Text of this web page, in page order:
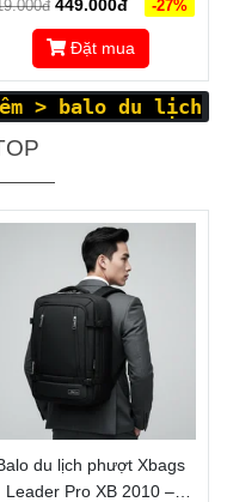
ĐẸP, THIẾT KẾ ĐA
NĂNG DÀNH CHO DÂN
PHƯỢT
449.000đ -27%
Đặt mua
> balo du lịch
du lịch phượt Xbags
Leader Pro XB 2010 –